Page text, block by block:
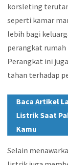
korsleting
seperti kamar
lebih bagi
perangkat rumah
Perangkat ini
tahan terhadap
Baca Artikel
Listrik Saat
Kamu
Selain